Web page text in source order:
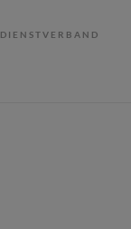
DIENSTVERBAND